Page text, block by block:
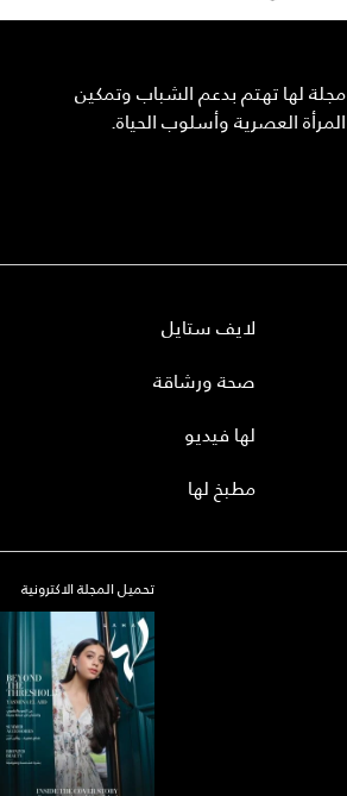
مجلة لها تهتم بدعم الشباب وتمكين
المرأة العصرية وأسلوب الحياة.
لايف ستايل
صحة ورشاقة
لها فيديو
مطبخ لها
تحميل المجلة الاكترونية